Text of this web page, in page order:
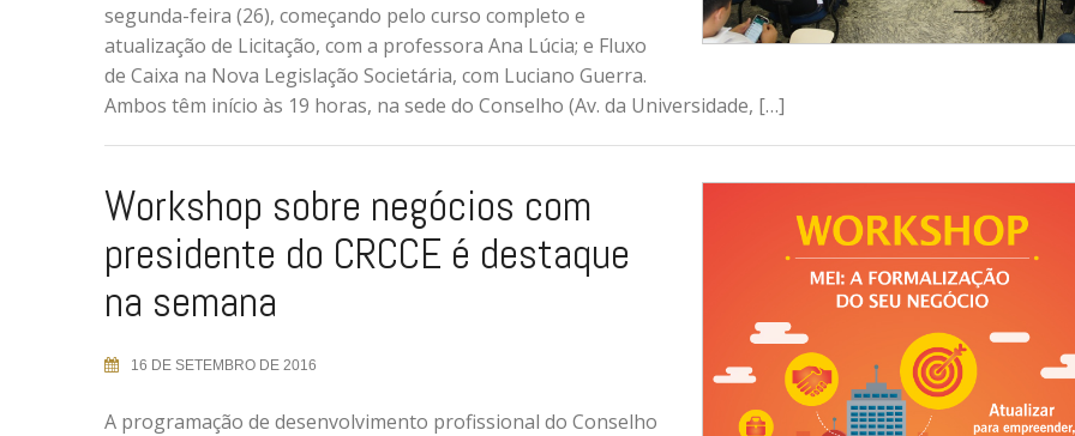
segunda-feira (26), começando pelo curso completo e
atualização de Licitação, com a professora Ana Lúcia; e Fluxo
de Caixa na Nova Legislação Societária, com Luciano Guerra.
Ambos têm início às 19 horas, na sede do Conselho (Av. da Universidade, […]
Workshop sobre negócios com
presidente do CRCCE é destaque
na semana
16 DE SETEMBRO DE 2016
A programação de desenvolvimento profissional do Conselho